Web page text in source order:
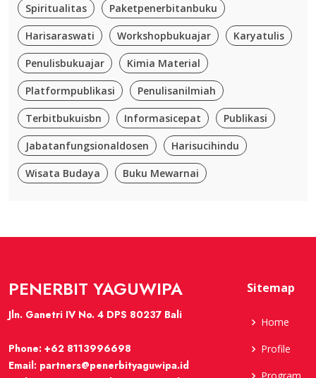
Spiritualitas Paketpenerbitanbuku
Harisaraswati Workshopbukuajar Karyatulis
Penulisbukuajar Kimia Material
Platformpublikasi Penulisanilmiah
Terbitbukuisbn Informasicepat Publikasi
Jabatanfungsionaldosen Harisucihindu
Wisata Budaya Buku Mewarnai
PENERBIT YAGUWIPA
Jln. Ganetri IV No. 4 DPS 80237 Bali
Phone: +62 8113996698
Email: partners@penerbityaguwipa.id
Sitemap
Home
Profile
Program